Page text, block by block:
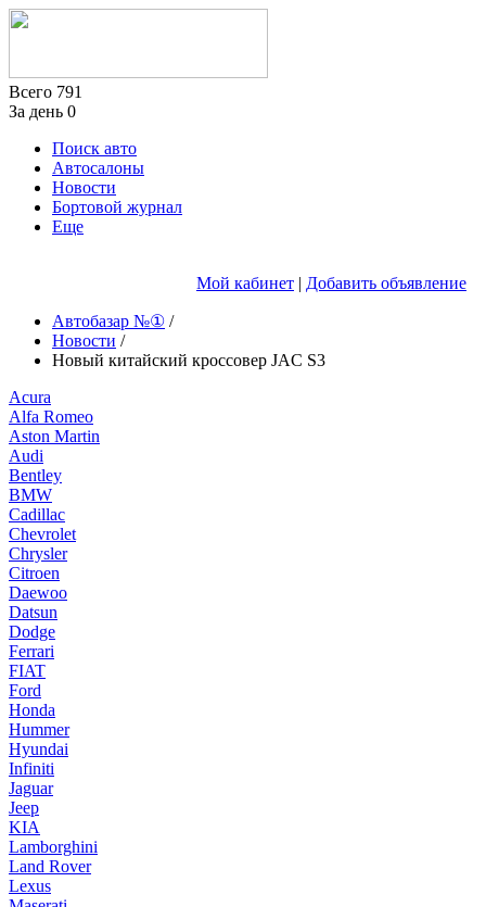
Всего 791
За день 0
Поиск авто
Автосалоны
Новости
Бортовой журнал
Еще
Мой кабинет | Добавить объявление
Автобазар №① /
Новости /
Новый китайский кроссовер JAC S3
Acura
Alfa Romeo
Aston Martin
Audi
Bentley
BMW
Cadillac
Chevrolet
Chrysler
Citroen
Daewoo
Datsun
Dodge
Ferrari
FIAT
Ford
Honda
Hummer
Hyundai
Infiniti
Jaguar
Jeep
KIA
Lamborghini
Land Rover
Lexus